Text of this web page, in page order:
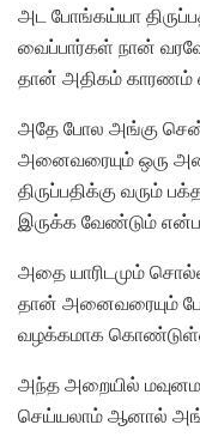
அட போங்கய்யா
வைப்பார்கள் நான்
தான் அதிகம் காரணம்
அதே போல அங்கு
அனைவரையும் ஒரு
திருப்பதிக்கு வரும்
இருக்க வேண்டும்
அதை யாரிடமும்
தான் அனைவரையும்
வழக்கமாக
அந்த அறையில்
செய்யலாம் ஆனால்